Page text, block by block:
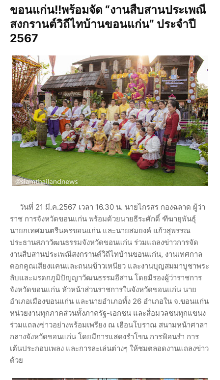
ขอนแก่น!!พร้อมจัด “งานสืบสานประเพณี
สงกรานต์วิถีไทบ้านขอนแก่น” ประจำปี
2567
วันที่ 21 มี.ค.2567 เวลา 16.30 น. นายไกรสร กองฉลาด ผู้ว่า
ราช การจังหวัดขอนแก่น พร้อมด้วยนายธีระศักดิ์ ฑีฆายุพันธุ์
นายกเทศมนตรีนครขอนแก่น และนายสมยงค์ แก้วสุพรรณ
ประธานสภาวัฒนธรรมจังหวัดขอนแก่น ร่วมแถลงข่าวการจัด
งานสืบสานประเพณีสงกรานต์วิถีไทบ้านขอนแก่น, งานเทศกาล
ดอกคูณเสียงแคนและถนนข้าวเหนียว และงานบุญสมมาบูชาพระ
ลับและมรดกภูมิปัญญาวัฒนธรรมอีสาน โดยมีรองผู้ว่าราชการ
จังหวัดขอนแก่น หัวหน้าส่วนราชการในจังหวัดขอนแก่น นาย
อำเภอเมืองขอนแก่น และนายอำเภอทั้ง 26 อำเภอใน จ.ขอนแก่น
หน่วยงานทุกภาคส่วนทั้งภาครัฐ-เอกชน และสื่อมวลชนทุกแขนง
ร่วมแถลงข่าวอย่างพร้อมเพรียง ณ เฮือนโบราณ สนามหน้าศาลา
กลางจังหวัดขอนแก่น โดยมีการแสดงรำโขน การฟ้อนรำ การ
เต้นประกอบเพลง และการละเล่นต่างๆ ให้ชมตลอดงานแถลงข่าว
ด้วย